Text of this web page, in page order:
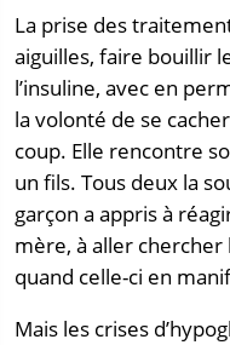
La prise des
aiguilles, faire bouillir
l’insuline, avec en
la volonté de se
coup. Elle rencontre
un fils. Tous deux la
garçon a appris à
mère, à aller chercher
quand celle-ci en
Mais les crises